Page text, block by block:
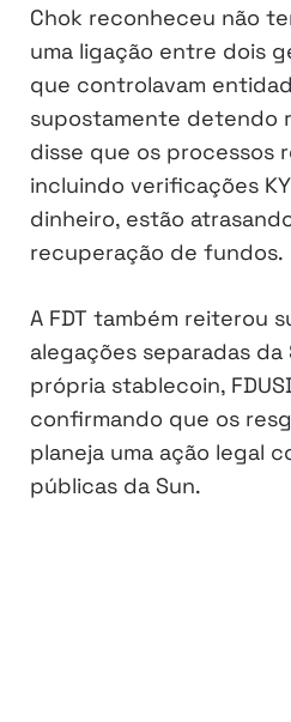
Chok reconheceu não
uma ligação entre dois
que controlavam
supostamente detendo
disse que os processos
incluindo verificações
dinheiro, estão
recuperação de fundos.
A FDT também reiterou
alegações separadas da
própria stablecoin,
confirmando que os
planeja uma ação legal
públicas da Sun.